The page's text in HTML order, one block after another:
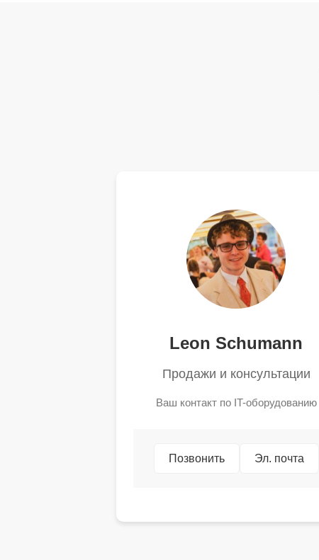
Leon Schumann
Продажи и консультации
Ваш контакт по IT-оборудованию
Позвонить Эл. почта